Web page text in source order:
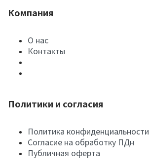
Компания
О нас
Контакты
Политики и согласия
Политика конфиденциальности
Согласие на обработку ПДн
Публичная оферта